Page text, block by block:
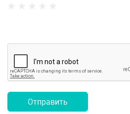
Отправить